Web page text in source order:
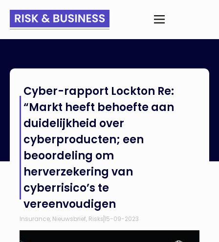
behoefte aan duidelijkheid over cyberproducten; een
beoordeling om herverzekering van cyberrisico’s te
vereenvoudigen
Cyber-rapport Lockton Re:
“Markt heeft behoefte aan
duidelijkheid over
cyberproducten; een
beoordeling om
herverzekering van
cyberrisico’s te
vereenvoudigen
Insurance, Nieuwsbrief, Risks15-09-2023